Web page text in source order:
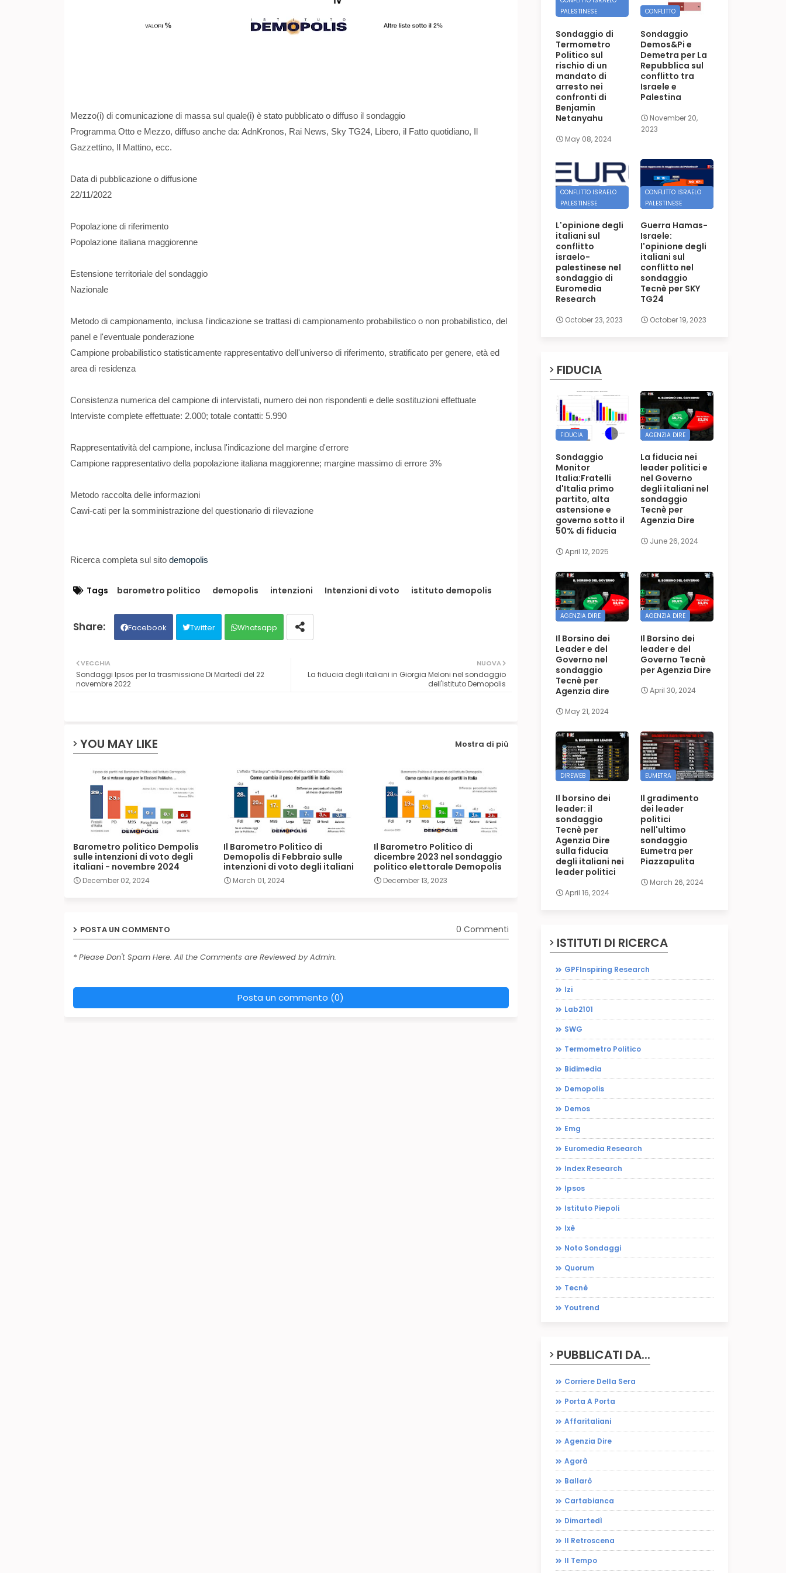
Mezzo(i) di comunicazione di massa sul quale(i) è stato pubblicato o diffuso il sondaggio
Programma Otto e Mezzo, diffuso anche da: AdnKronos, Rai News, Sky TG24, Libero, il Fatto quotidiano, Il
Gazzettino, Il Mattino, ecc.
Data di pubblicazione o diffusione
22/11/2022
Popolazione di riferimento
Popolazione italiana maggiorenne
Estensione territoriale del sondaggio
Nazionale
Metodo di campionamento, inclusa l'indicazione se trattasi di campionamento probabilistico o non probabilistico, del
panel e l'eventuale ponderazione
Campione probabilistico statisticamente rappresentativo dell'universo di riferimento, stratificato per genere, età ed
area di residenza
Consistenza numerica del campione di intervistati, numero dei non rispondenti e delle sostituzioni effettuate
Interviste complete effettuate: 2.000; totale contatti: 5.990
Rappresentatività del campione, inclusa l'indicazione del margine d'errore
Campione rappresentativo della popolazione italiana maggiorenne; margine massimo di errore 3%
Metodo raccolta delle informazioni
Cawi-cati per la somministrazione del questionario di rilevazione
Ricerca completa sul sito demopolis
Tags barometro politico demopolis intenzioni Intenzioni di voto istituto demopolis
Facebook Twitter Whatsapp
NUOVA
La fiducia degli italiani in Giorgia Meloni nel sondaggio
dell'Istituto Demopolis
VECCHIA
Sondaggi Ipsos per la trasmissione Di Martedì del 22
novembre 2022
YOU MAY LIKE Mostra di più
Barometro politico Dempolis
sulle intenzioni di voto degli
italiani - novembre 2024
December 02, 2024
Il Barometro Politico di
Demopolis di Febbraio sulle
intenzioni di voto degli italiani
March 01, 2024
Il Barometro Politico di
dicembre 2023 nel sondaggio
politico elettorale Demopolis
December 13, 2023
POSTA UN COMMENTO 0 Commenti
* Please Don't Spam Here. All the Comments are Reviewed by Admin.
Posta un commento (0)
PALESTINESE
Sondaggio di
Termometro
Politico sul
rischio di un
mandato di
arresto nei
confronti di
Benjamin
Netanyahu
May 08, 2024
CONFLITTO
Sondaggio
Demos&Pi e
Demetra per La
Repubblica sul
conflitto tra
Israele e
Palestina
November 20,
2023
CONFLITTO ISRAELO
PALESTINESE
L'opinione degli
italiani sul
conflitto
israelo-
palestinese nel
sondaggio di
Euromedia
Research
October 23, 2023
CONFLITTO ISRAELO
PALESTINESE
Guerra Hamas-
Israele:
l'opinione degli
italiani sul
conflitto nel
sondaggio
Tecnè per SKY
TG24
October 19, 2023
FIDUCIA
FIDUCIA
Sondaggio
Monitor
Italia:Fratelli
d'Italia primo
partito, alta
astensione e
governo sotto il
50% di fiducia
April 12, 2025
AGENZIA DIRE
La fiducia nei
leader politici e
nel Governo
degli italiani nel
sondaggio
Tecnè per
Agenzia Dire
June 26, 2024
AGENZIA DIRE
Il Borsino dei
Leader e del
Governo nel
sondaggio
Tecnè per
Agenzia dire
May 21, 2024
AGENZIA DIRE
Il Borsino dei
leader e del
Governo Tecnè
per Agenzia Dire
April 30, 2024
DIREWEB
Il borsino dei
leader: il
sondaggio
Tecnè per
Agenzia Dire
sulla fiducia
degli italiani nei
leader politici
April 16, 2024
EUMETRA
Il gradimento
dei leader
politici
nell'ultimo
sondaggio
Eumetra per
Piazzapulita
March 26, 2024
ISTITUTI DI RICERCA
GPFInspiring Research
Izi
Lab2101
SWG
Termometro Politico
Bidimedia
Demopolis
Demos
Emg
Euromedia Research
Index Research
Ipsos
Istituto Piepoli
Ixè
Noto Sondaggi
Quorum
Tecnè
Youtrend
PUBBLICATI DA...
Corriere Della Sera
Porta A Porta
Affaritaliani
Agenzia Dire
Agorà
Ballarò
Cartabianca
Dimartedì
Il Retroscena
Il Tempo